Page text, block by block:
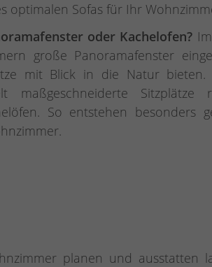
optimalen Sofas für Ihr
oder Kachelofen?
große Panoramafenster
mit Blick in die Natur bieten.
maßgeschneiderte
So entstehen besonders
planen und ausstatten